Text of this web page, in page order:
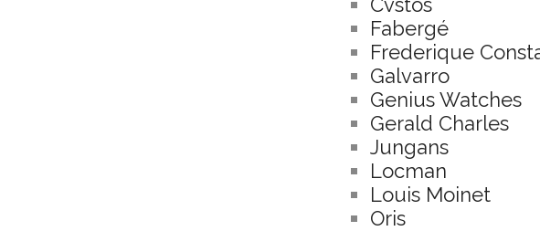
Fabergé
Frederique
Galvarro
Genius Watches
Gerald Charles
Jungans
Locman
Louis Moinet
Oris